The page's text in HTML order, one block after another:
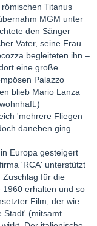
Titanus
MGM unter
den Sänger
Vater, seine Frau
begleiteten ihn –
eine große
Palazzo
blieb Mario Lanza
'mehrere Fliegen
daneben ging.
Europa gesteigert
'RCA' unterstützt
Zuschlag für die
1960 erhalten und so
Film, der wie
Stadt' (mitsamt